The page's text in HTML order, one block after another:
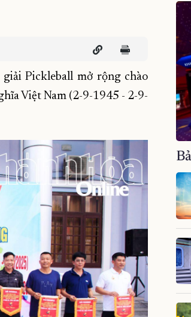
Pickleball mở rộng chào
Việt Nam (2-9-1945 - 2-9-